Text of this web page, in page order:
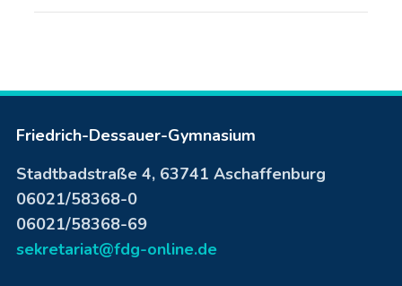
Friedrich-Dessauer-Gymnasium
Stadtbadstraße 4, 63741 Aschaffenburg
06021/58368-0
06021/58368-69
sekretariat@fdg-online.de